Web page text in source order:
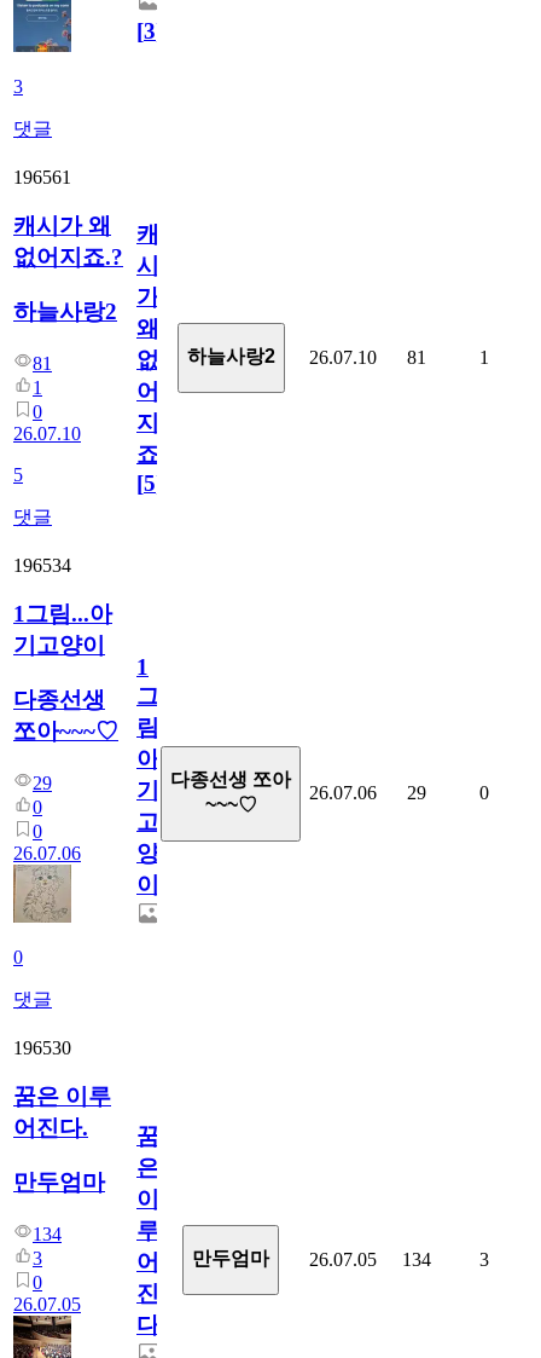
3
댓글
[3]
196561
캐시가 왜
없어지죠.?
하늘사랑2
81
1
0
26.07.10
5
댓글
캐
시
가
왜
없
어
지
죠.?
[5]
하늘사랑2 26.07.10 81 1
196534
1그림...아
기고양이
다종선생
쪼아~~~♡
29
0
0
26.07.06
0
댓글
1
그
림...
아
기
고
양
이
다종선생 쪼아
~~~♡
26.07.06 29 0
196530
꿈은 이루
어진다.
만두엄마
134
3
0
26.07.05
꿈
은
이
루
어
진
다.
만두엄마 26.07.05 134 3